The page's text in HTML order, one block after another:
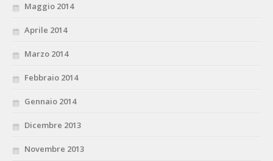
Maggio 2014
Aprile 2014
Marzo 2014
Febbraio 2014
Gennaio 2014
Dicembre 2013
Novembre 2013